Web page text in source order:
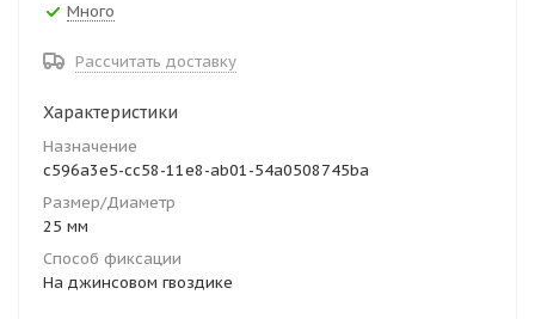
Много
Рассчитать доставку
Характеристики
Назначение
c596a3e5-cc58-11e8-ab01-54a0508745ba
Размер/Диаметр
25 мм
Способ фиксации
На джинсовом гвоздике